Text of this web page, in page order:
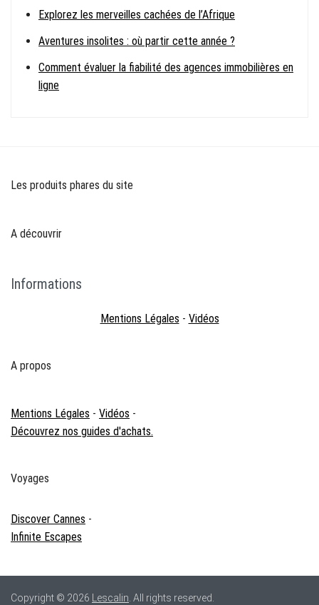
Explorez les merveilles cachées de l’Afrique
Aventures insolites : où partir cette année ?
Comment évaluer la fiabilité des agences immobilières en
ligne
Les produits phares du site
A découvrir
Informations
Mentions Légales - Vidéos
A propos
Mentions Légales - Vidéos -
Découvrez nos guides d'achats.
Voyages
Discover Cannes -
Infinite Escapes
Copyright © 2026 Lescalin . All rights reserved.